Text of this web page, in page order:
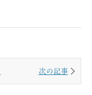
次の記事